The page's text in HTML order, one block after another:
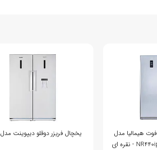
یخچال فریزر دوقلو 34 فوت هیمالیا مدل
یخچال فریزر دوقلو دیپوینت مدل D4W